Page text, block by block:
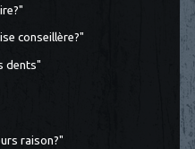
conseillère?"
dents"
raison?"